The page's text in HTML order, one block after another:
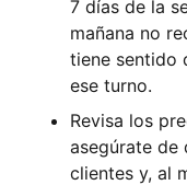
7 días de la
mañana no
tiene sentido
ese turno.
Revisa los
asegúrate de
clientes y, al